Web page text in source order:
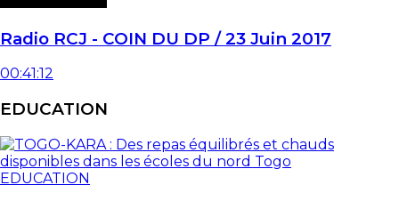
Radio RCJ - COIN DU DP / 23 Juin 2017
00:41:12
EDUCATION
EDUCATION